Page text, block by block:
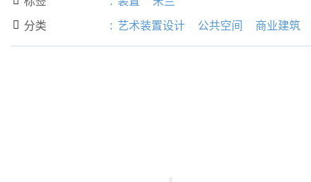
 分类 : 艺术装置设计 公共空间 商业建筑